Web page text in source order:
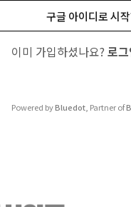
구글 아이디로 시
이미 가입하셨나요? 로
Powered byBluedot , Partner of